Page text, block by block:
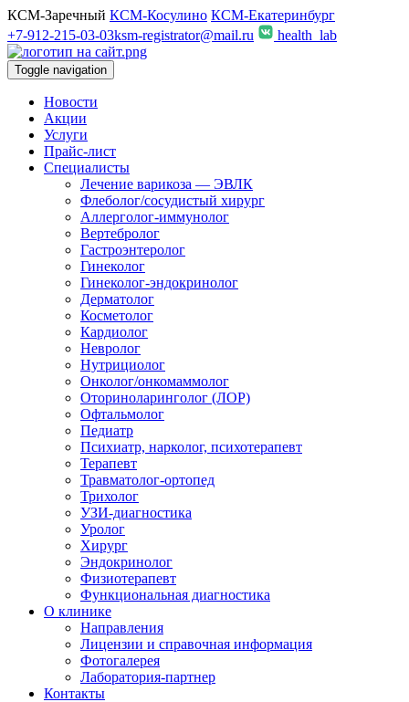
КСМ-Заречный КСМ-Косулино КСМ-Екатеринбург
+7-912-215-03-03ksm-registrator@mail.ru health_lab
Toggle navigation
Новости
Акции
Услуги
Прайс-лист
Специалисты
Лечение варикоза — ЭВЛК
Флеболог/сосудистый хирург
Аллерголог-иммунолог
Вертебролог
Гастроэнтеролог
Гинеколог
Гинеколог-эндокринолог
Дерматолог
Косметолог
Кардиолог
Невролог
Нутрициолог
Онколог/онкомаммолог
Оториноларинголог (ЛОР)
Офтальмолог
Педиатр
Психиатр, нарколог, психотерапевт
Терапевт
Травматолог-ортопед
Трихолог
УЗИ-диагностика
Уролог
Хирург
Эндокринолог
Физиотерапевт
Функциональная диагностика
О клинике
Направления
Лицензии и справочная информация
Фотогалерея
Лаборатория-партнер
Контакты